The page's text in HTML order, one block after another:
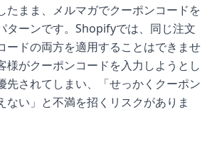
たまま、メルマガでクーポンコードを
ターンです。Shopifyでは、同じ注文
ードの両方を適用することはできませ
様がクーポンコードを入力しようとし
先されてしまい、「せっかくクーポン
ない」と不満を招くリスクがありま